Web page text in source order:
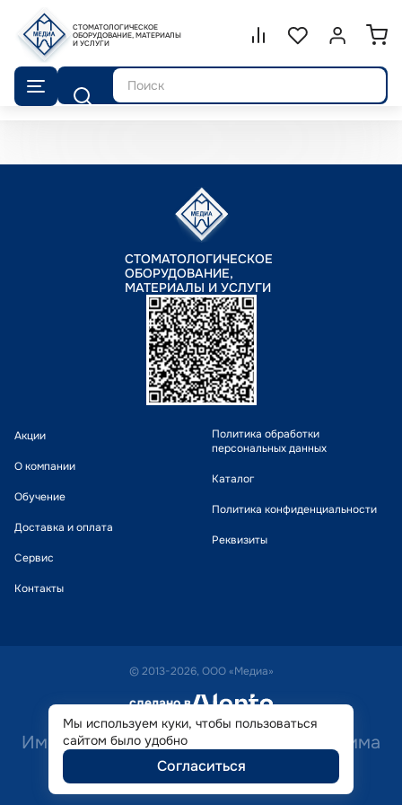
СТОМАТОЛОГИЧЕСКОЕ
ОБОРУДОВАНИЕ, МАТЕРИАЛЫ
И УСЛУГИ
Сравнение.
СписокВойти или
Поиск
СТОМАТОЛОГИЧЕСКОЕ
ОБОРУДОВАНИЕ,
МАТЕРИАЛЫ И УСЛУГИ
Акции
О компании
Обучение
Доставка и оплата
Сервис
Контакты
Политика обработки
персональных данных
Каталог
Политика конфиденциальности
Реквизиты
© 2013-2026, ООО «Медиа»
сделано в alente
Имеются противопоказания. Необходима
консультация специалиста.
Мы используем куки, чтобы пользоваться
сайтом было удобно
Согласиться